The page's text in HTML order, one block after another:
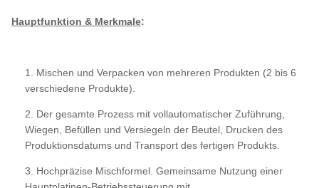
Hauptfunktion & Merkmale:
1. Mischen und Verpacken von mehreren Produkten (2 bis 6
verschiedene Produkte).
2. Der gesamte Prozess mit vollautomatischer Zuführung,
Wiegen, Befüllen und Versiegeln der Beutel, Drucken des
Produktionsdatums und Transport des fertigen Produkts.
3. Hochpräzise Mischformel. Gemeinsame Nutzung einer